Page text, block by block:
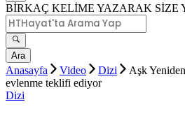
BİRKAÇ KELİME YAZARAK SİZE
Ara
Anasayfa Video Dizi
Aşk
evlenme teklifi ediyor
Dizi